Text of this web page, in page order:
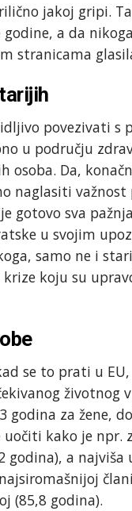
jakoj gripi.
a da
stranicama
povezivati s
u području
osoba. Da,
naglasiti
gotovo sva
u svojim
samo ne i
koju su
se to prati u EU,
životnog
godina za žene,
kako je npr.
a najviša
(85,8 godina).